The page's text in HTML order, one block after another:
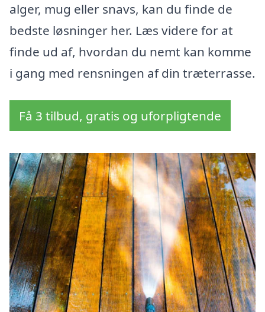
alger, mug eller snavs, kan du finde de
bedste løsninger her. Læs videre for at
finde ud af, hvordan du nemt kan komme
i gang med rensningen af din træterrasse.
Få 3 tilbud, gratis og uforpligtende